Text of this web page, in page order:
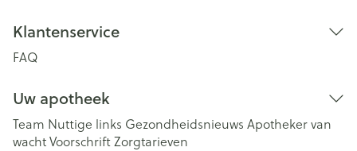
Klantenservice
FAQ
Uw apotheek
Team Nuttige links Gezondheidsnieuws Apotheker van
wachtVoorschriftZorgtarieven